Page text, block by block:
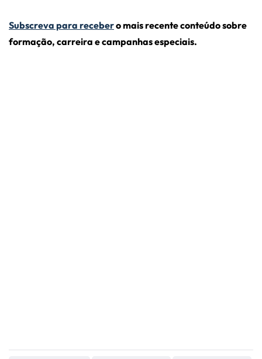
Subscreva para recebero mais recente conteúdo sobre
formação, carreira e campanhas especiais.